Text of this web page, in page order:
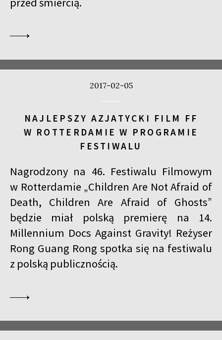
2017-02-05
NAJLEPSZY AZJATYCKI FILM FF
W ROTTERDAMIE W PROGRAMIE
FESTIWALU
Nagrodzony na 46. Festiwalu Filmowym
w Rotterdamie „Children Are Not Afraid of
Death, Children Are Afraid of Ghosts”
będzie miał polską premierę na 14.
Millennium Docs Against Gravity! Reżyser
Rong Guang Rong spotka się na festiwalu
z polską publicznością.